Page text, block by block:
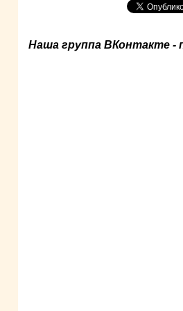
Наша группа ВКонтакте -